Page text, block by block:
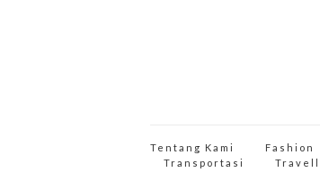
Tentang Kami Fashion
Transportasi